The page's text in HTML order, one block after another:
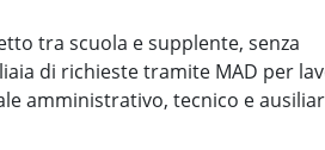
tra scuola e supplente, senza
di richieste tramite MAD per
amministrativo, tecnico e